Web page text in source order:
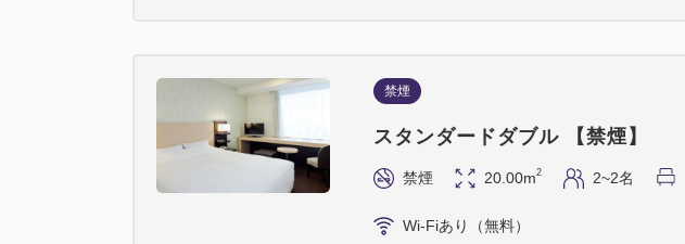
禁煙
スタンダードダブル 【禁煙】
禁煙 20.00m2 2~2名
Wi-Fiあり（無料）